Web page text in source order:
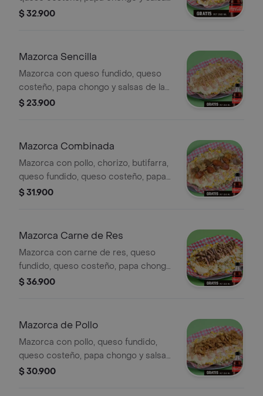
de la casa. Incluye Coca-Cola Zero
$ 32.900
Mazorca Sencilla
Mazorca con queso fundido, queso
costeño, papa chongo y salsas de la
casa. Incluye Coca-Cola Zero 250 ml.
$ 23.900
Mazorca Combinada
Mazorca con pollo, chorizo, butifarra,
queso fundido, queso costeño, papa
chongo y salsas de la casa. Incluye
$ 31.900
Mazorca Carne de Res
Mazorca con carne de res, queso
fundido, queso costeño, papa chongo
y salsas de la casa. Incluye Coca-Cola
$ 36.900
Mazorca de Pollo
Mazorca con pollo, queso fundido,
queso costeño, papa chongo y salsas
de la casa. Incluye Coca-Cola Zero
$ 30.900